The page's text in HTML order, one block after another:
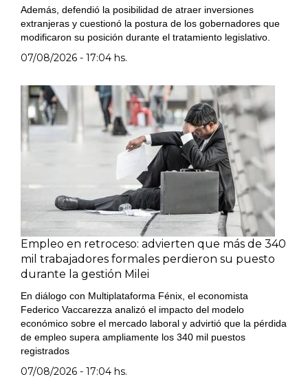
Además, defendió la posibilidad de atraer inversiones
extranjeras y cuestionó la postura de los gobernadores que
modificaron su posición durante el tratamiento legislativo.
07/08/2026 - 17:04 hs.
Empleo en retroceso: advierten que más de 340
mil trabajadores formales perdieron su puesto
durante la gestión Milei
En diálogo con Multiplataforma Fénix, el economista
Federico Vaccarezza analizó el impacto del modelo
económico sobre el mercado laboral y advirtió que la pérdida
de empleo supera ampliamente los 340 mil puestos
registrados
07/08/2026 - 17:04 hs.